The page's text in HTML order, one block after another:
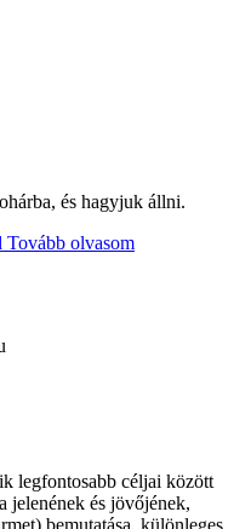
és hagyjuk állni.
Tovább olvasom
legfontosabb céljai között
jelenének és jövőjének,
bemutatása, különleges